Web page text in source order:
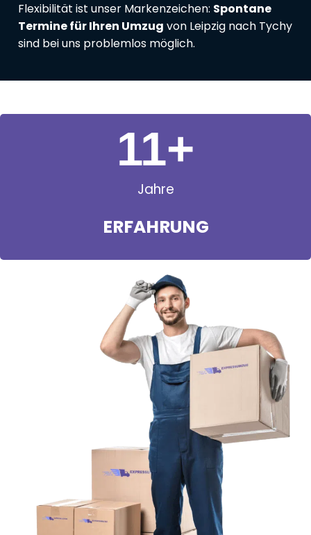
Flexibilität ist unser Markenzeichen: Spontane
Termine für Ihren Umzug von Leipzig nach Tychy
sind bei uns problemlos möglich.
Jahre
ERFAHRUNG
11+